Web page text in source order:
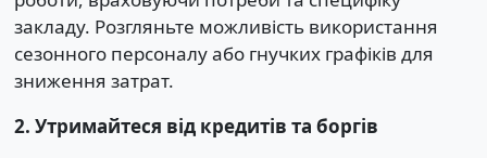
закладу. Розгляньте можливість використання
сезонного персоналу або гнучких графіків для
зниження затрат.
2. Утримайтеся від кредитів та боргів